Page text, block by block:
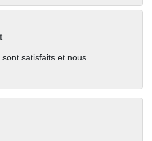
satisfaits et nous